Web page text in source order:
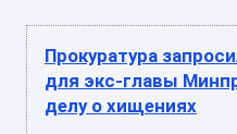
Прокуратура
для экс-главы
делу о хищениях